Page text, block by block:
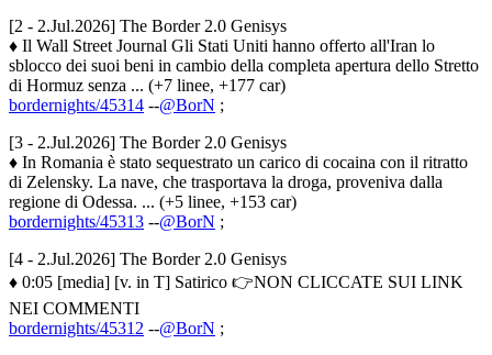
[2 - 2.Jul.2026] The Border 2.0 Genisys
♦ Il Wall Street Journal Gli Stati Uniti hanno offerto all'Iran lo
sblocco dei suoi beni in cambio della completa apertura dello Stretto
di Hormuz senza ... (+7 linee, +177 car)
bordernights/45314 --@BorN ;
[3 - 2.Jul.2026] The Border 2.0 Genisys
♦ In Romania è stato sequestrato un carico di cocaina con il ritratto
di Zelensky. La nave, che trasportava la droga, proveniva dalla
regione di Odessa. ... (+5 linee, +153 car)
bordernights/45313 --@BorN ;
[4 - 2.Jul.2026] The Border 2.0 Genisys
♦ 0:05 [media] [v. in T] Satirico 👉NON CLICCATE SUI LINK
NEI COMMENTI
bordernights/45312 --@BorN ;